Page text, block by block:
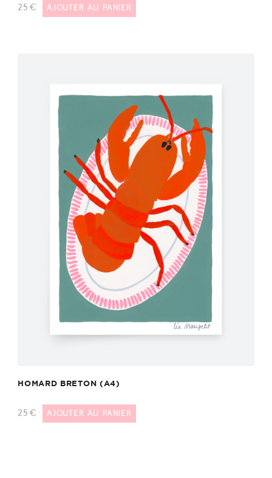
25 € AJOUTER AU PANIER
HOMARD BRETON (A4)
25 € AJOUTER AU PANIER